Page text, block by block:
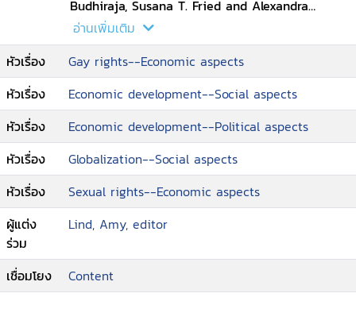
Bolivia/ Susan Paulson.
Budhiraja, Susana T. Fried and Alexandra
Teixeira
--Disrupting Gender Normativity in the Middle
East: Supporting Gender Transgression as a
Development Strategy/ Petra Doan
--Behind the Mask: Developing LGBTI Visibility
in Africa/ Ashley Currier
--Queer Dominican Moves: In the Interstices of
Colonial Legacies and Global Impulses/ Maja
Horn.
อ่านเพิ่มเติม
หัวเรื่อง
Gay rights--Economic aspects
หัวเรื่อง
Economic development--Social aspects
หัวเรื่อง
Economic development--Political aspects
หัวเรื่อง
Globalization--Social aspects
หัวเรื่อง
Sexual rights--Economic aspects
ผู้แต่ง
ร่วม
Lind, Amy, editor
เชื่อมโยง Content